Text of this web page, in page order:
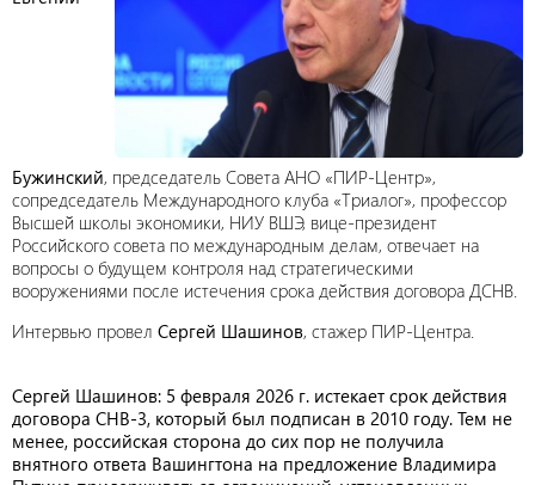
Бужинский, председатель Совета АНО «ПИР-Центр»,
сопредседатель Международного клуба «Триалог», профессор
Высшей школы экономики, НИУ ВШЭ, вице-президент
Российского совета по международным делам, отвечает на
вопросы о будущем контроля над стратегическими
вооружениями после истечения срока действия договора ДСНВ.
Интервью провел Cергей Шашинов, стажер ПИР-Центра.
Сергей Шашинов: 5 февраля 2026 г. истекает срок действия
договора СНВ-3, который был подписан в 2010 году. Тем не
менее, российская сторона до сих пор не получила
внятного ответа Вашингтона на предложение Владимира